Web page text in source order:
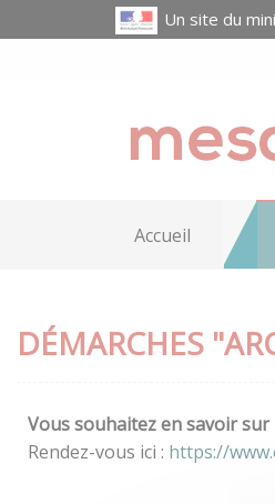
Un site du
Accueil
DÉMARCHES
Vous souhaitez en savoir
Rendez-vous ici : https://